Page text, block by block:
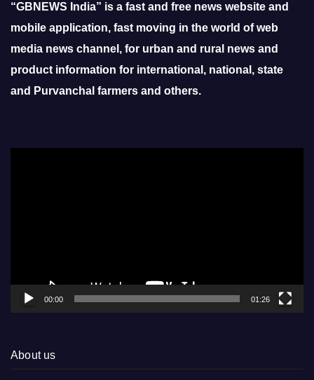
“GBNEWS India” is a fast and free news website and
mobile application, fast moving in the world of web
media news channel, for urban and rural news and
product information for international, national, state
and Purvanchal farmers and others.
00:00 01:26
About us